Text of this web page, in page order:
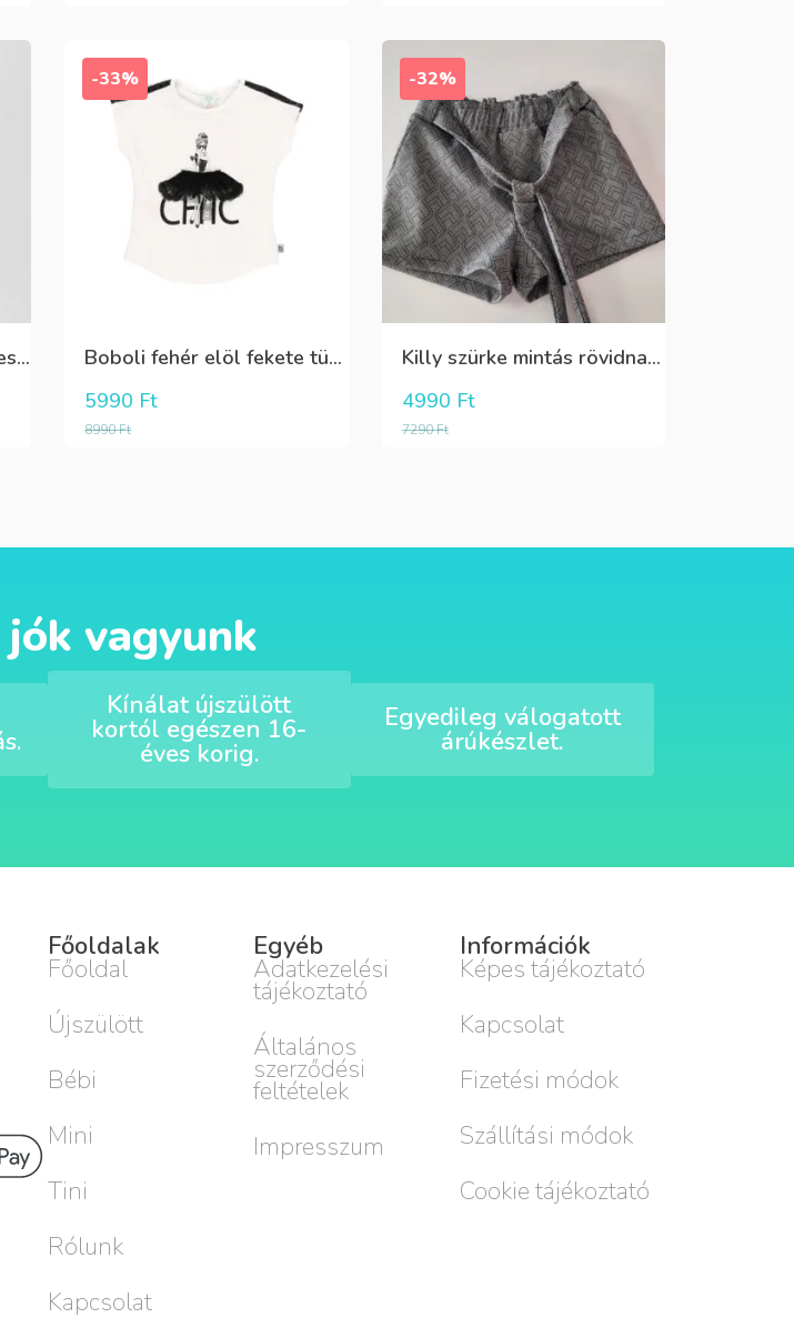
Losan sárga virágos 3/4-es leggings
-33%
Boboli fehér elöl fekete tüll+gyöngyös csini póló
8990Ft
5990 Ft
-32%
Killy szürke mintás rövidnadrág
7290Ft
4990 Ft
vagyunk
Kínálat újszülött
kortól egészen 16-
éves korig.
Egyedileg válogatott
árúkészlet.
Főoldalak
Főoldal
Újszülött
Bébi
Mini
Tini
Rólunk
Kapcsolat
Egyéb
Adatkezelési
tájékoztató
Általános
szerződési
feltételek
Impresszum
Információk
Képes tájékoztató
Kapcsolat
Fizetési módok
Szállítási módok
Cookie tájékoztató